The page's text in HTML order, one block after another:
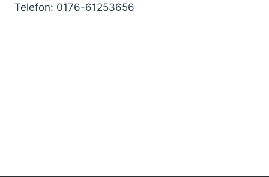
Telefon: 0176-61253656